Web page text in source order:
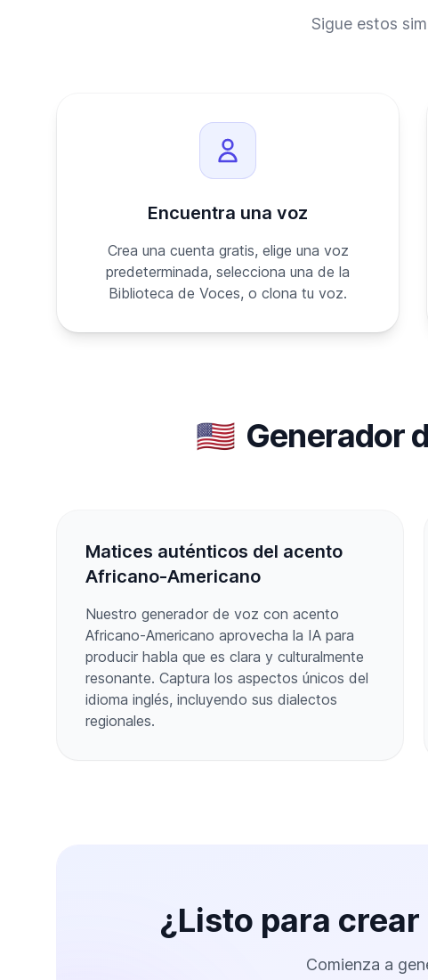
Sigue estos
Encuentra una voz
Crea una cuenta gratis, elige una voz
predeterminada, selecciona una de la
Biblioteca de Voces, o clona tu voz.
🇺🇸 Generador
Matices auténticos del acento
Africano-Americano
Nuestro generador de voz con acento
Africano-Americano aprovecha la IA para
producir habla que es clara y culturalmente
resonante. Captura los aspectos únicos del
idioma inglés, incluyendo sus dialectos
regionales.
¿Listo para
Comienza a